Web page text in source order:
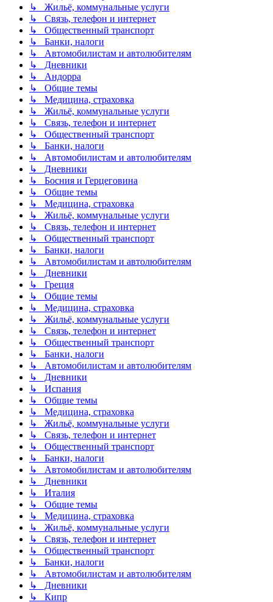
↳ Жильё, коммунальные услуги
↳ Связь, телефон и интернет
↳ Общественный транспорт
↳ Банки, налоги
↳ Автомобилистам и автолюбителям
↳ Дневники
↳ Андорра
↳ Общие темы
↳ Медицина, страховка
↳ Жильё, коммунальные услуги
↳ Связь, телефон и интернет
↳ Общественный транспорт
↳ Банки, налоги
↳ Автомобилистам и автолюбителям
↳ Дневники
↳ Босния и Герцеговина
↳ Общие темы
↳ Медицина, страховка
↳ Жильё, коммунальные услуги
↳ Связь, телефон и интернет
↳ Общественный транспорт
↳ Банки, налоги
↳ Автомобилистам и автолюбителям
↳ Дневники
↳ Греция
↳ Общие темы
↳ Медицина, страховка
↳ Жильё, коммунальные услуги
↳ Связь, телефон и интернет
↳ Общественный транспорт
↳ Банки, налоги
↳ Автомобилистам и автолюбителям
↳ Дневники
↳ Испания
↳ Общие темы
↳ Медицина, страховка
↳ Жильё, коммунальные услуги
↳ Связь, телефон и интернет
↳ Общественный транспорт
↳ Банки, налоги
↳ Автомобилистам и автолюбителям
↳ Дневники
↳ Италия
↳ Общие темы
↳ Медицина, страховка
↳ Жильё, коммунальные услуги
↳ Связь, телефон и интернет
↳ Общественный транспорт
↳ Банки, налоги
↳ Автомобилистам и автолюбителям
↳ Дневники
↳ Кипр